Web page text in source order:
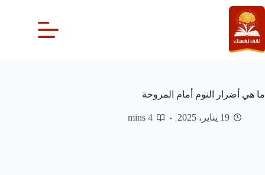
التجاوز
إلى
المحتوى
ما هي أضرار النوم أمام المروحة
19 يناير، 2025 4 mins